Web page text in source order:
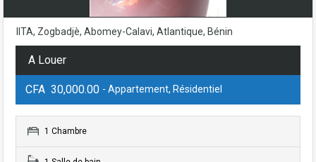
IITA, Zogbadjè, Abomey-Calavi, Atlantique, Bénin
A Louer
CFA 30,000.00 - Appartement, Résidentiel
1 Chambre